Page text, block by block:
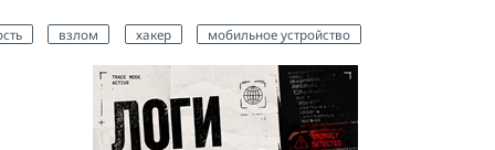
взлом хакер мобильное устройство